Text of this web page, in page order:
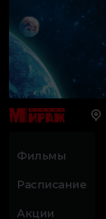
Фильмы
Расписание
Акции